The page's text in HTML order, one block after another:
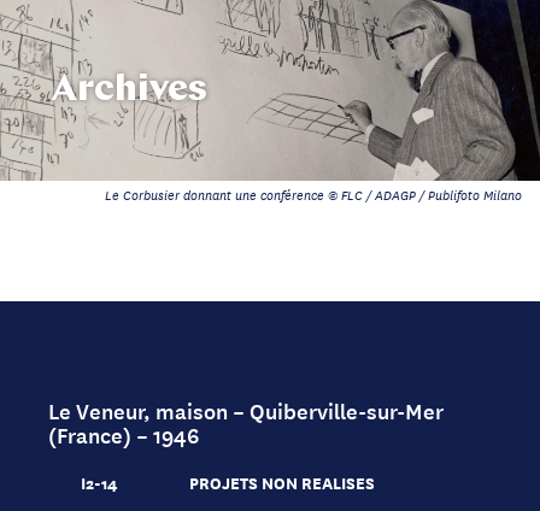
Archives
Le Corbusier donnant une conférence © FLC / ADAGP / Publifoto Milano
Le Veneur, maison – Quiberville-sur-Mer
(France) – 1946
I2-14
PROJETS NON REALISES